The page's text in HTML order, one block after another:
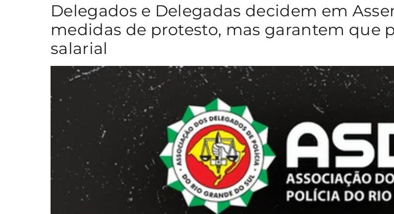
Delegados e Delegadas decidem em
medidas de protesto, mas garantem que
salarial